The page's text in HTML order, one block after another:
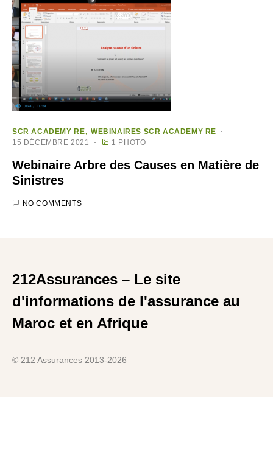
SCR ACADEMY RE
WEBINAIRES SCR ACADEMY RE
15 DÉCEMBRE 2021
1 PHOTO
Webinaire Arbre des Causes en Matière de
Sinistres
NO COMMENTS
212Assurances – Le site
d'informations de l'assurance au
Maroc et en Afrique
© 212 Assurances 2013-2026